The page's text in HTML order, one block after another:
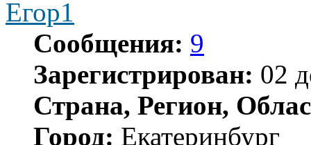
Егор1
Сообщения: 9
Зарегистрирован: 02
Страна, Регион,
Город: Екатеринбург